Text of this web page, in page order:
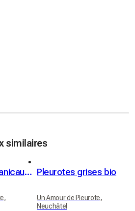
similaires
Pleurotes de panicaut (Eryngii) Pleurotes grises bio
Un Amour de Pleurote,
Neuchâtel